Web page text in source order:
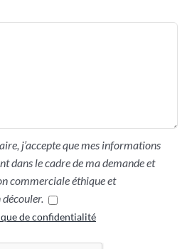
j’accepte que mes informations
dans le cadre de ma demande et
commerciale éthique et
de confidentialité